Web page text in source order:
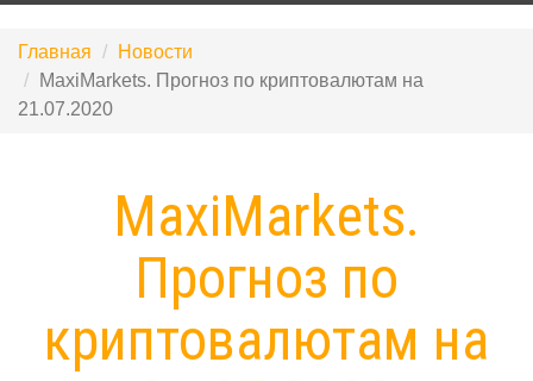
Главная
Новости
MaxiMarkets. Прогноз по криптовалютам на
21.07.2020
MaxiMarkets.
Прогноз по
криптовалютам на